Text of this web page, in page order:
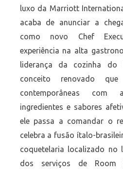
luxo da Marriott
acaba de anunciar a
como novo Chef
experiência na alta
liderança da cozinha do
conceito renovado que
contemporâneas com
ingredientes e sabores
ele passa a comandar o
celebra a fusão ítalo-
coquetelaria localizado no
dos serviços de Room